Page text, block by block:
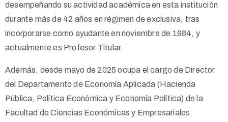
desempeñando su actividad académica en esta institución
durante más de 42 años en régimen de exclusiva, tras
incorporarse como ayudante en noviembre de 1984, y
actualmente es Profesor Titular.
Además, desde mayo de 2025 ocupa el cargo de Director
del Departamento de Economía Aplicada (Hacienda
Pública, Política Económica y Economía Política) de la
Facultad de Ciencias Económicas y Empresariales.